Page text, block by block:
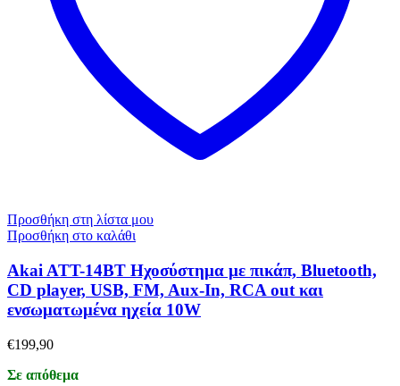
Προσθήκη στη λίστα μου
Προσθήκη στο καλάθι
Akai ATT-14BT Ηχοσύστημα με πικάπ, Bluetooth,
CD player, USB, FM, Aux-In, RCA out και
ενσωματωμένα ηχεία 10W
€199,90
Σε απόθεμα